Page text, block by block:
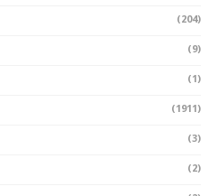
(152)
(2)
(53)
(284)
(2)
(5)